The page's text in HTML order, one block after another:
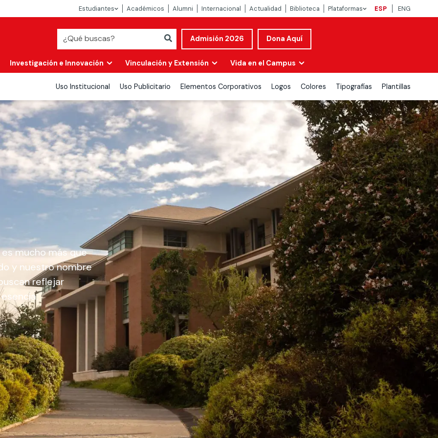
Estudiantes Académicos Alumni Internacional Actualidad Biblioteca Plataformas ESP ENG
Admisión 2026 Dona Aquí
Investigación e Innovación Vinculación y Extensión Vida en el Campus
Uso Institucional Uso Publicitario Elementos Corporativos Logos Colores Tipografías Plantillas
mucho más que
y nuestro nombre
reflejar